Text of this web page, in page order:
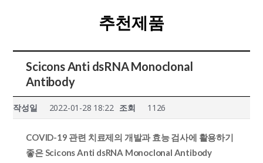
추천제품
Scicons Anti dsRNA Monoclonal
Antibody
작성일 2022-01-28 18:22 조회 1126
COVID-19 관련 치료제의 개발과 효능 검사에 활용하기
좋은 Scicons Anti dsRNA Monoclonal Antibody